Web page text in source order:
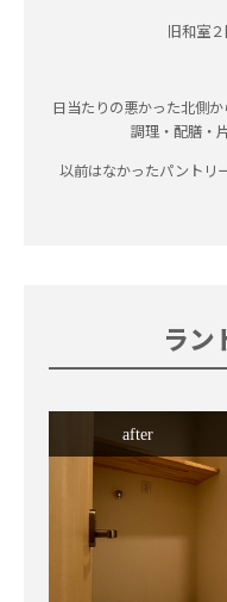
旧和室２
日当たりの悪かった北側
調理・配膳・
以前はなかったパントリ
ラン
after